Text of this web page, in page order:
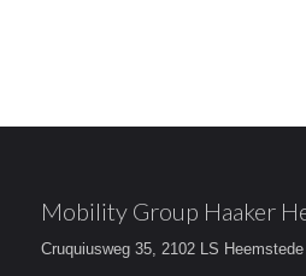
Mobility Group Haaker
Cruquiusweg 35, 2102 LS Heemstede